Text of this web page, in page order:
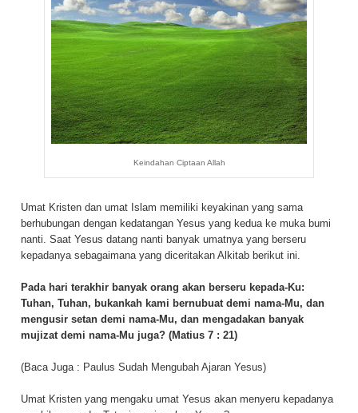
Keindahan Ciptaan Allah
Umat Kristen dan umat Islam memiliki keyakinan yang sama
berhubungan dengan kedatangan Yesus yang kedua ke muka bumi
nanti. Saat Yesus datang nanti banyak umatnya yang berseru
kepadanya sebagaimana yang diceritakan Alkitab berikut ini.
Pada hari terakhir banyak orang akan berseru kepada-Ku:
Tuhan, Tuhan, bukankah kami bernubuat demi nama-Mu, dan
mengusir setan demi nama-Mu, dan mengadakan banyak
mujizat demi nama-Mu juga? (Matius 7 : 21)
(Baca Juga : Paulus Sudah Mengubah Ajaran Yesus)
Umat Kristen yang mengaku umat Yesus akan menyeru kepadanya